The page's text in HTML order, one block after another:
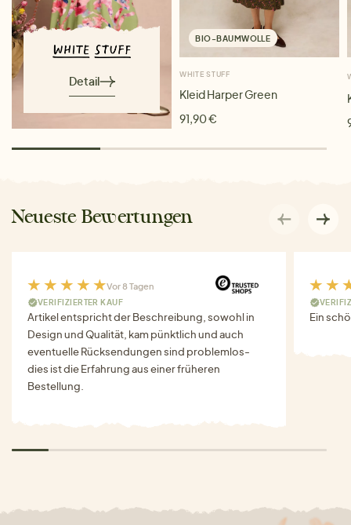
Detail
BIO-BAUMWOLLE
WHITE STUFF
Kleid Harper Green
91,90 €
Neueste Bewertungen
Vor 8 Tagen
VERIFIZIERTER KAUF
Artikel entspricht der Beschreibung, sowohl in
Design und Qualität, kam pünktlich und auch
eventuelle Rücksendungen sind problemlos-
dies ist die Erfahrung aus einer früheren
Bestellung.
Ein